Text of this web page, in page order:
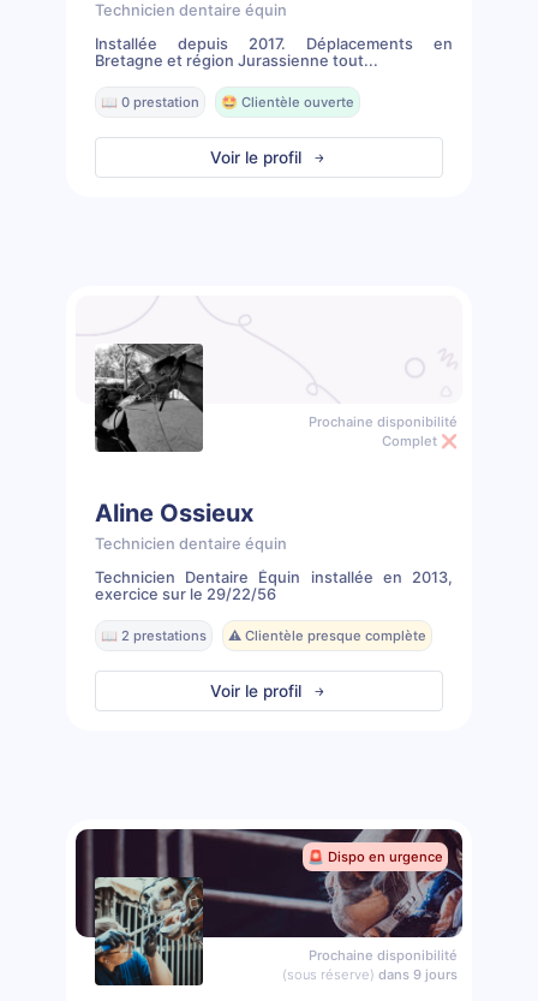
Technicien dentaire équin
Installée depuis 2017. Déplacements en
Bretagne et région Jurassienne tout...
📖 0 prestation 🤩 Clientèle ouverte
Voir le profil
Prochaine disponibilité
Complet ❌
Aline Ossieux
Technicien dentaire équin
Technicien Dentaire Équin installée en 2013,
exercice sur le 29/22/56
📖 2 prestations ⚠️ Clientèle presque complète
Voir le profil
🚨 Dispo en urgence
Prochaine disponibilité
(sous réserve) dans 9 jours